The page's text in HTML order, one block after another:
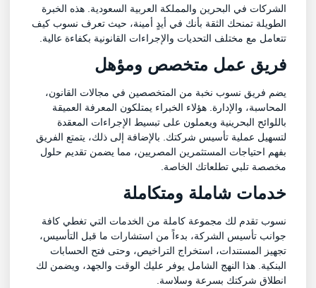
الشركات في البحرين والمملكة العربية السعودية. هذه الخبرة
الطويلة تمنحك الثقة بأنك في أيدٍ أمينة، حيث تعرف نسوب كيف
تتعامل مع مختلف التحديات والإجراءات القانونية بكفاءة عالية.
فريق عمل متخصص ومؤهل
يضم فريق نسوب نخبة من المتخصصين في مجالات القانون،
المحاسبة، والإدارة. هؤلاء الخبراء يمتلكون المعرفة العميقة
باللوائح البحرينية ويعملون على تبسيط الإجراءات المعقدة
لتسهيل عملية تأسيس شركتك. بالإضافة إلى ذلك، يتمتع الفريق
بفهم احتياجات المستثمرين المصريين، مما يضمن تقديم حلول
مخصصة تلبي تطلعاتك الخاصة.
خدمات شاملة ومتكاملة
نسوب تقدم لك مجموعة كاملة من الخدمات التي تغطي كافة
جوانب تأسيس الشركة، بدءاً من استشارات ما قبل التأسيس،
تجهيز المستندات، استخراج التراخيص، وحتى فتح الحسابات
البنكية. هذا النهج الشامل يوفر عليك الوقت والجهد، ويضمن لك
انطلاق شركتك بسرعة وسلاسة.